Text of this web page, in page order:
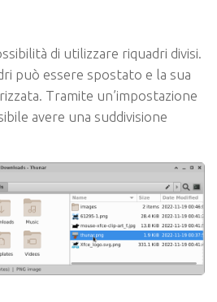
di utilizzare riquadri divisi.
può essere spostato e la sua
Tramite un’impostazione
avere una suddivisione